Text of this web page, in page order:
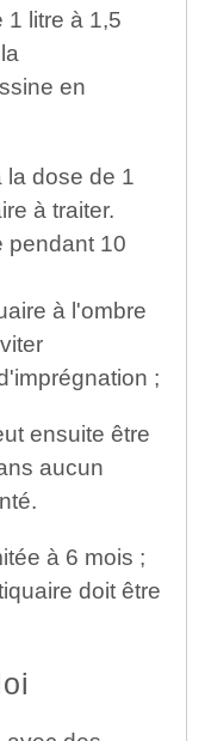
1 litre à 1,5
en
la dose de 1
à traiter.
pendant 10
à l'ombre
;
ensuite être
aucun
à 6 mois ;
doit être